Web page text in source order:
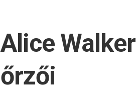
Alice
őrzői